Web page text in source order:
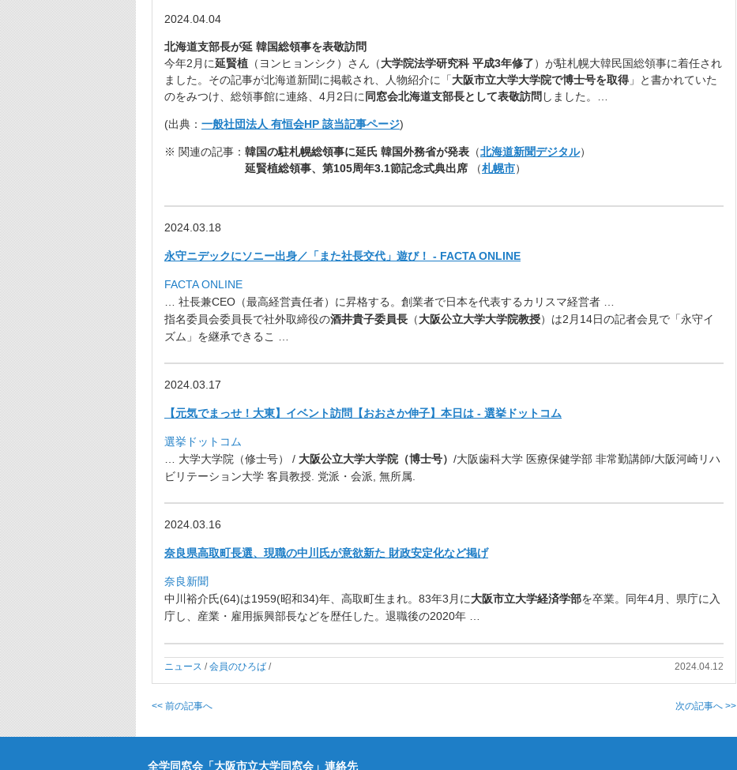
2024.04.04
北海道支部長が延 韓国総領事を表敬訪問
今年2月に延賢植 （ヨンヒョンシク）さん（大学院法学研究科 平成3年修了）が駐札幌大韓民国総領事に着任され
ました。その記事が北海道新聞に掲載され、人物紹介に「大阪市立大学大学院で博士号を取得 」と書かれていた
のをみつけ、総領事館に連絡、4月2日に 同窓会北海道支部長として表敬訪問 しました。…
(出典： 一般社団法人 有恒会HP 該当記事ページ)
※ 関連の記事： 韓国の駐札幌総領事に延氏 韓国外務省が発表 （北海道新聞デジタル）
延賢植総領事、第105周年3.1節記念式典出席 （札幌市）
2024.03.18
永守ニデックにソニー出身／「また社長交代」遊び！ - FACTA ONLINE
FACTA ONLINE
… 社長兼CEO（最高経営責任者）に昇格する。創業者で日本を代表するカリスマ経営者 …
指名委員会委員長で社外取締役の酒井貴子委員長 （大阪公立大学大学院教授）は2月14日の記者会見で「永守イ
ズム」を継承できるこ …
2024.03.17
【元気でまっせ！大東】イベント訪問【おおさか伸子】本日は - 選挙ドットコム
選挙ドットコム
… 大学大学院（修士号） / 大阪公立大学大学院（博士号） /大阪歯科大学 医療保健学部 非常勤講師/大阪河崎リハ
ビリテーション大学 客員教授. 党派・会派, 無所属.
2024.03.16
奈良県高取町長選、現職の中川氏が意欲新た 財政安定化など掲げ
奈良新聞
中川裕介氏(64)は1959(昭和34)年、高取町生まれ。83年3月に大阪市立大学経済学部を卒業。同年4月、県庁に入
庁し、産業・ 雇用振興部長などを歴任した。退職後の2020年 …
ニュース /会員のひろば / 2024.04.12
<< 前の記事へ 次の記事へ >>
全学同窓会「大阪市立大学同窓会」連絡先